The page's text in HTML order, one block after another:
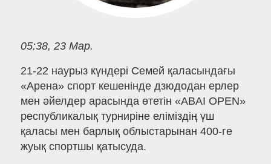
05:38, 23 Мар.
21-22 наурыз күндері Семей қаласындағы
«Арена» спорт кешенінде дзюдодан ерлер
мен әйелдер арасында өтетін «ABAІ OPEN»
республикалық турниріне еліміздің үш
қаласы мен барлық облыстарынан 400-ге
жуық спортшы қатысуда.